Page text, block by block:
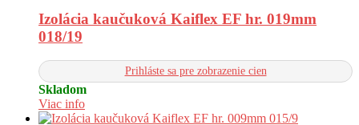
Izolácia kaučuková Kaiflex EF hr. 019mm
018/19
Prihláste sa pre zobrazenie cien
Skladom
Viac info